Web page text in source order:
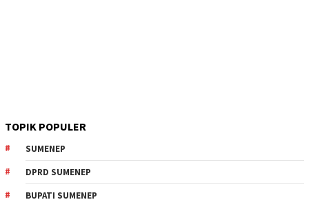
TOPIK POPULER
SUMENEP
DPRD SUMENEP
BUPATI SUMENEP